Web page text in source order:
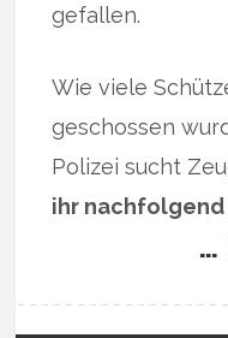
gefallen.
Wie viele
geschossen
Polizei sucht
ihr nachfolgend
…